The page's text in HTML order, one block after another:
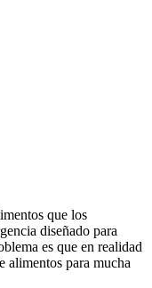
que los
diseñado para
es que en realidad
alimentos para mucha